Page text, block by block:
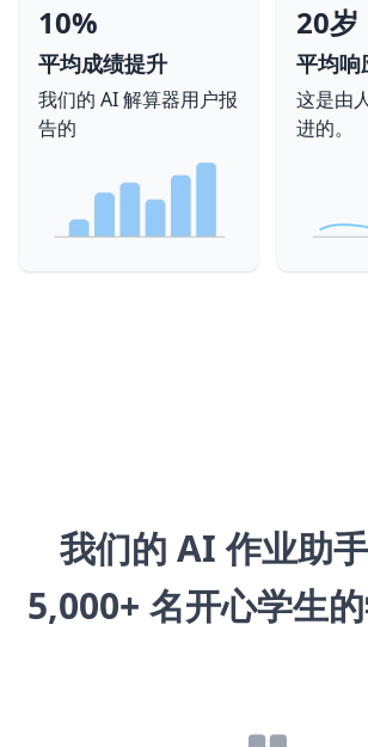
10%
平均成绩提升
我们的 AI 解算器用户报
告的
20岁
平均响
这是由
进的。
我们的 AI 作业助
5,000+ 名开心学生